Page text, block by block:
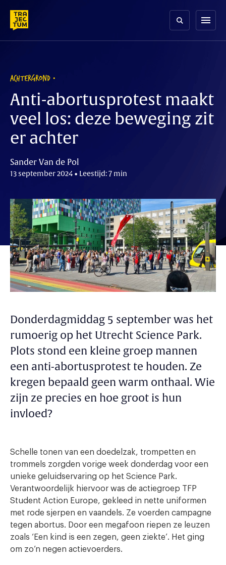
content
menu
ACHTERGROND
Anti-abortusprotest maakt
veel los: deze beweging zit
er achter
Sander Van de Pol
13 september 2024 • Leestijd: 7 min
Donderdagmiddag 5 september was het
rumoerig op het Utrecht Science Park.
Plots stond een kleine groep mannen
een anti-abortusprotest te houden. Ze
kregen bepaald geen warm onthaal. Wie
zijn ze precies en hoe groot is hun
invloed?
Schelle tonen van een doedelzak, trompetten en
trommels zorgden vorige week donderdag voor een
unieke geluidservaring op het Science Park.
Verantwoordelijk hiervoor was de actiegroep TFP
Student Action Europe, gekleed in nette uniformen
met rode sjerpen en vaandels. Ze voerden campagne
tegen abortus. Door een megafoon riepen ze leuzen
zoals ‘Een kind is een zegen, geen ziekte’. Het ging
om zo’n negen actievoerders.